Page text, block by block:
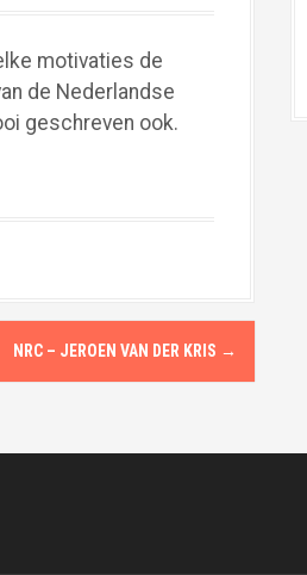
motivaties de
de Nederlandse
geschreven ook.
NRC – JEROEN VAN DER KRIS →